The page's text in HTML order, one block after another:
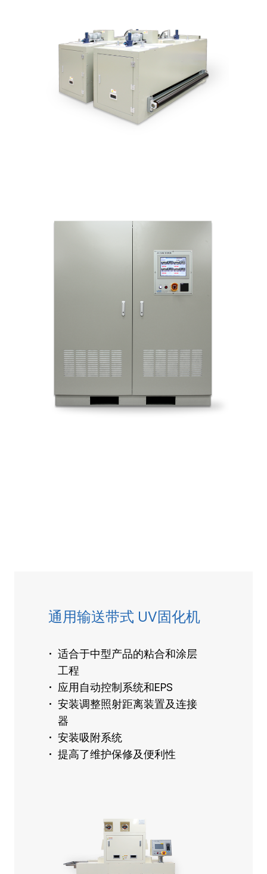
通用输送带式 UV固化机
适合于中型产品的粘合和涂层
工程
应用自动控制系统和EPS
安装调整照射距离装置及连接
器
安装吸附系统
提高了维护保修及便利性